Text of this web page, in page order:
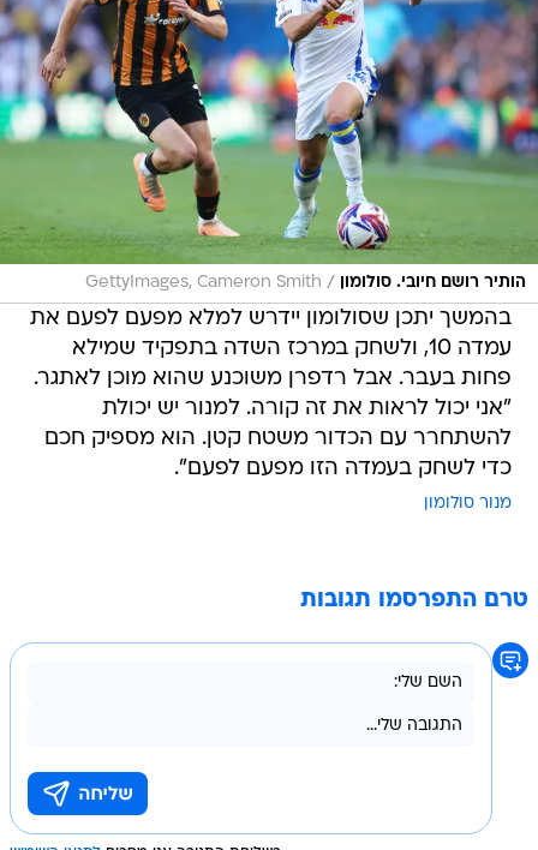
הותיר רושם חיובי. סולומון /
GettyImages, Cameron Smith
בהמשך יתכן שסולומון יידרש למלא מפעם לפעם את
עמדה 10, ולשחק במרכז השדה בתפקיד שמילא
פחות בעבר. אבל רדפרן משוכנע שהוא מוכן לאתגר.
"אני יכול לראות את זה קורה. למנור יש יכולת
להשתחרר עם הכדור משטח קטן. הוא מספיק חכם
כדי לשחק בעמדה הזו מפעם לפעם".
מנור סולומון
טרם התפרסמו תגובות